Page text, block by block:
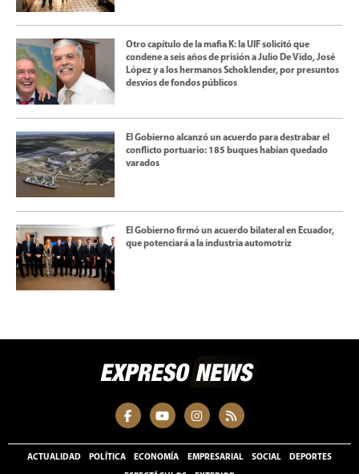
Otro capítulo de la mafia K: la UIF solicitó que
condene a seis años de prisión a Julio De Vido, José
López y a los hermanos Schoklender, por presuntos
desvíos de fondos públicos
El Gobierno alcanzó un acuerdo para destrabar el
conflicto portuario: 185 buques habían quedado
varados
El Gobierno firmó un acuerdo bilateral en Ecuador,
que potenciará a la industria automotriz
ACTUALIDAD POLÍTICA ECONOMÍA EMPRESARIAL SOCIAL DEPORTES